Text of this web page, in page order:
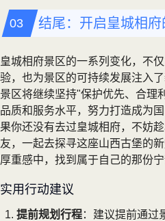
结尾：开启皇城相府
皇城相府景区的一系列变化，不
验，也为景区的可持续发展注入
景区将继续坚持"保护优先、合理
品质和服务水平，努力打造成为
果你还没有去过皇城相府，不妨
友，一起去探寻这座山西古堡的
厚重感中，找到属于自己的那份宁
实用行动建议
提前规划行程：建议提前通过